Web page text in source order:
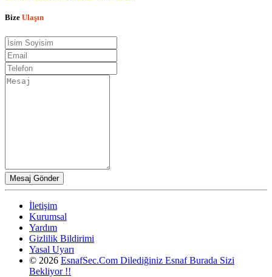
Bize Ulaşın
İletişim
Kurumsal
Yardım
Gizlilik Bildirimi
Yasal Uyarı
© 2026 EsnafSec.Com Dilediğiniz Esnaf Burada Sizi
Bekliyor !!